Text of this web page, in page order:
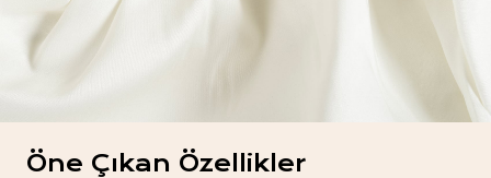
Öne Çıkan Özellikler